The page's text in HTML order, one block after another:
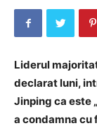
Liderul
declarat luni,
Jinping ca este
a condamna cu